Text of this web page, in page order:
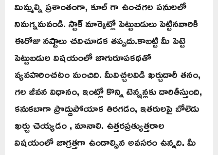
మిమ్మల్ని ప్రశాంతంగా, కూల్ గా ఉంచగల పనులలో
నిమగ్నమవండి. స్టాక్ మార్కెట్లో పెట్టుబడులు పెట్టినవారికి
ఈరోజు నష్టాలు చవిచూడక తప్పదు.కాబట్టి మీ పెట్టె
పెట్టుబడుల విషయంలో జాగురూపకథతో
వ్యవహరించటం మంచిది. మీవిచ్చలవిడి ఖర్చుదారీ తనం,
గల జీవన విధానం, ఇంట్లో కొన్ని టెన్షన్లకు దారితీస్తుంది,
కనుకబాగా ప్రొద్దుపోయాక తిరగడం, ఇతరులపై బోలెడు
ఖర్చు చెయ్యడం , మానాలి. ఉత్తరప్రత్యుత్తరాల
విషయంలో జాగ్రత్తగా ఉండాల్సిన అవసరం ఉన్నది. మీ